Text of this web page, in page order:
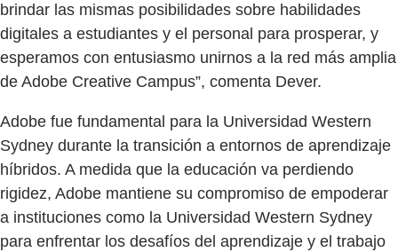
brindar las mismas posibilidades sobre habilidades
digitales a estudiantes y el personal para prosperar, y
esperamos con entusiasmo unirnos a la red más amplia
de Adobe Creative Campus”, comenta Dever.
Adobe fue fundamental para la Universidad Western
Sydney durante la transición a entornos de aprendizaje
híbridos. A medida que la educación va perdiendo
rigidez, Adobe mantiene su compromiso de empoderar
a instituciones como la Universidad Western Sydney
para enfrentar los desafíos del aprendizaje y el trabajo